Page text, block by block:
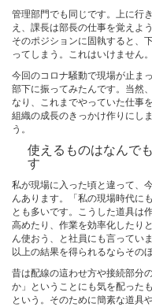
管理部門でも同じです。上に行
え、課長は部長の仕事を覚えよ
そのポジションに固執すると、
ってしまう。これはいけません。
今回のコロナ騒動で現場が止ま
部下に振ってみたんです。当然
なり、これまでやっていた仕事
組織の成長のきっかけ作りにし
う。
使えるものはなんで
す
私が現場に入った頃と違って、
んあります。「私の現場時代に
とも多いです。こうした道具は
高めたり、作業を効率化したり
ん使おう、と社員にも言ってい
以上の結果を得られるならその
昔は配線の這わせ方や接続部分
か」ということにも気を配っ
という。そのために簡素な道具